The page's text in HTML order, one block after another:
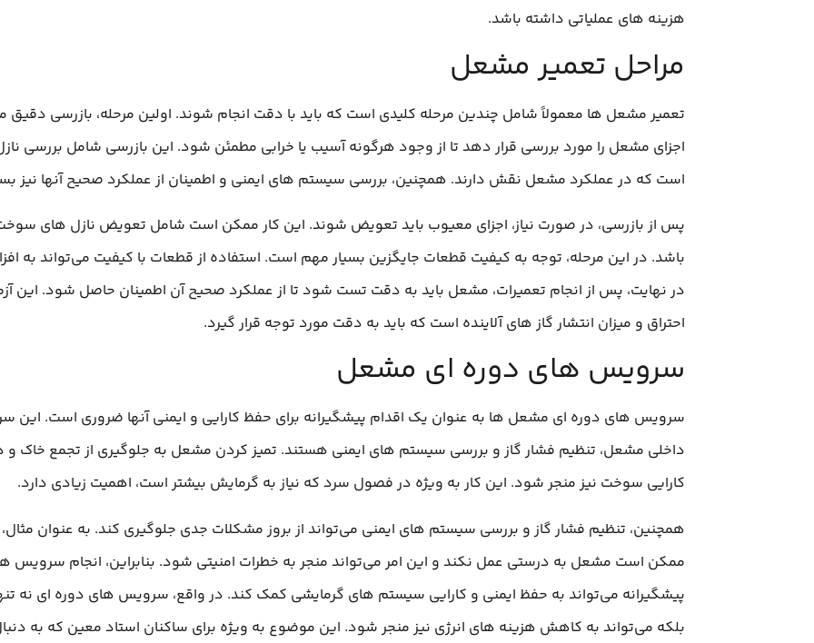
هزینه‌ های عملیاتی داشته باشد.
مراحل تعمیر مشعل
تعمیر مشعل‌ ها معمولاً شامل چندین مرحله کلیدی است که باید با دقت انجام شوند. اولین مرحله، بازرسی دقیق
اجزای مشعل را مورد بررسی قرار دهد تا از وجود هرگونه آسیب یا خرابی مطمئن شود. این بازرسی شامل بررسی
است که در عملکرد مشعل نقش دارند. همچنین، بررسی سیستم‌ های ایمنی و اطمینان از عملکرد صحیح آنها نیز
پس از بازرسی، در صورت نیاز، اجزای معیوب باید تعویض شوند. این کار ممکن است شامل تعویض نازل‌ های
باشد. در این مرحله، توجه به کیفیت قطعات جایگزین بسیار مهم است. استفاده از قطعات با کیفیت می‌تواند به
در نهایت، پس از انجام تعمیرات، مشعل باید به دقت تست شود تا از عملکرد صحیح آن اطمینان حاصل شود. این
احتراق و میزان انتشار گاز های آلاینده است که باید به دقت مورد توجه قرار گیرد.
سرویس‌ های دوره‌ ای مشعل
سرویس‌ های دوره ای مشعل‌ ها به عنوان یک اقدام پیشگیرانه برای حفظ کارایی و ایمنی آنها ضروری است. این
داخلی مشعل، تنظیم فشار گاز و بررسی سیستم‌ های ایمنی هستند. تمیز کردن مشعل به جلوگیری از تجمع خاک
کارایی سوخت نیز منجر شود. این کار به ویژه در فصول سرد که نیاز به گرمایش بیشتر است، اهمیت زیادی دارد.
همچنین، تنظیم فشار گاز و بررسی سیستم‌ های ایمنی می‌تواند از بروز مشکلات جدی جلوگیری کند. به عنوان
ممکن است مشعل به درستی عمل نکند و این امر می‌تواند منجر به خطرات امنیتی شود. بنابراین، انجام
پیشگیرانه می‌تواند به حفظ ایمنی و کارایی سیستم‌ های گرمایشی کمک کند. در واقع، سرویس‌ های دوره‌ ای نه
بلکه می‌تواند به کاهش هزینه‌ های انرژی نیز منجر شود. این موضوع به ویژه برای ساکنان استاد معین که به